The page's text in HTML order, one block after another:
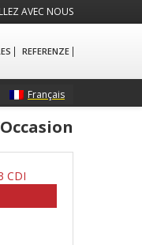
AVEC NOUS
REFERENZE
Français